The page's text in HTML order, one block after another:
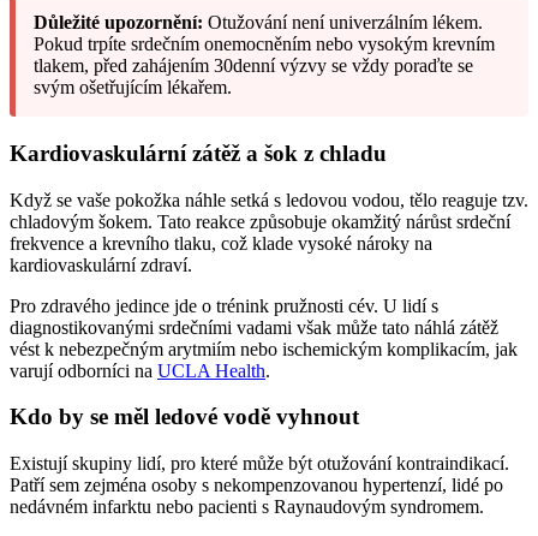
Důležité upozornění: Otužování není univerzálním lékem.
Pokud trpíte srdečním onemocněním nebo vysokým krevním
tlakem, před zahájením 30denní výzvy se vždy poraďte se
svým ošetřujícím lékařem.
Kardiovaskulární zátěž a šok z chladu
Když se vaše pokožka náhle setká s ledovou vodou, tělo reaguje tzv.
chladovým šokem. Tato reakce způsobuje okamžitý nárůst srdeční
frekvence a krevního tlaku, což klade vysoké nároky na
kardiovaskulární zdraví.
Pro zdravého jedince jde o trénink pružnosti cév. U lidí s
diagnostikovanými srdečními vadami však může tato náhlá zátěž
vést k nebezpečným arytmiím nebo ischemickým komplikacím, jak
varují odborníci na UCLA Health.
Kdo by se měl ledové vodě vyhnout
Existují skupiny lidí, pro které může být otužování kontraindikací.
Patří sem zejména osoby s nekompenzovanou hypertenzí, lidé po
nedávném infarktu nebo pacienti s Raynaudovým syndromem.